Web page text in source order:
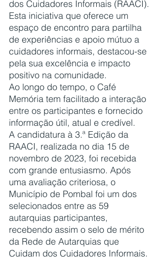
dos Cuidadores Informais (RAACI).
Esta iniciativa que oferece um
espaço de encontro para partilha
de experiências e apoio mútuo a
cuidadores informais, destacou-se
pela sua excelência e impacto
positivo na comunidade.
Ao longo do tempo, o Café
Memória tem facilitado a interação
entre os participantes e fornecido
informação útil, atual e credível.
A candidatura à 3.ª Edição da
RAACI, realizada no dia 15 de
novembro de 2023, foi recebida
com grande entusiasmo. Após
uma avaliação criteriosa, o
Município de Pombal foi um dos
selecionados entre as 59
autarquias participantes,
recebendo assim o selo de mérito
da Rede de Autarquias que
Cuidam dos Cuidadores Informais.